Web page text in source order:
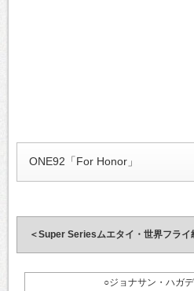
ONE92「For Honor」
＜Super Seriesムエタイ・世界フライ
○ジョナサン・ハガデ